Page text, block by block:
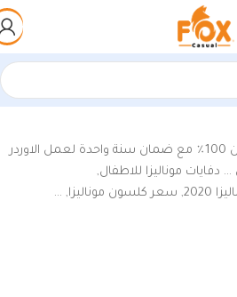
كلسون موناليزا”
طقم دفاية موناليزا رجالي قطن 100٪ مع ضمان سنة واحدة لعمل الاوردر
دفايات موناليزا للاطفال,
…